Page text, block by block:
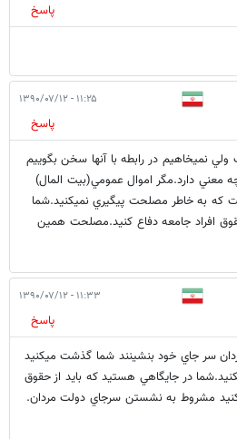
پاسخ
۱۱:۲۵ - ۱۳۹۰/۰۷/۱۲
پاسخ
نميخاهيم در رابطه با آنها سخن بگوييم
معني دارد.مگر اموال عمومي(بيت المال)
كه به خاطر مصلحت پيگيري نميكنيد.شما
افراد جامعه دفاع كنيد.مصلحت همين
۱۱:۳۳ - ۱۳۹۰/۰۷/۱۲
پاسخ
سر جاي خود بنشينند شما گذشت ميكنيد
در جايگاهي هستيد كه بايد از حقوق
مشروط به نشستن سرجاي دولت مردان.